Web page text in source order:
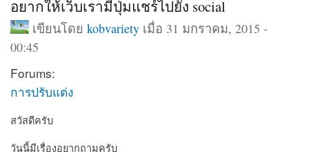
อยากให้เว็บเรามีปุ่มแชร์ไปยัง social
เขียนโดย kobvarietyเมื่อ 31 มกราคม, 2015 -
00:45
Forums:
การปรับแต่ง
สวัสดีครับ
วันนี้มีเรื่องอยากถามครับ